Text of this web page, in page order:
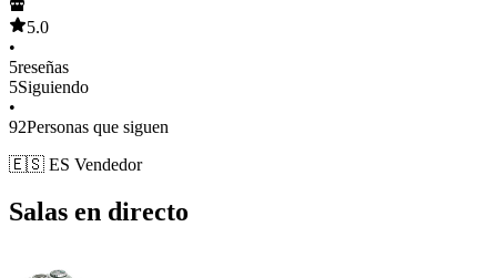
5.0
•
5reseñas
5Siguiendo
•
92Personas que siguen
🇪🇸 ES Vendedor
Salas en directo